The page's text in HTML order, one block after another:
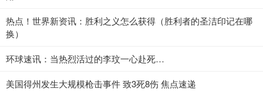
热点！世界新资讯：胜利之义怎么获得（胜利者的圣洁印记在哪
换）
环球速讯：当热烈活过的李玟一心赴死…
美国得州发生大规模枪击事件 致3死8伤 焦点速递